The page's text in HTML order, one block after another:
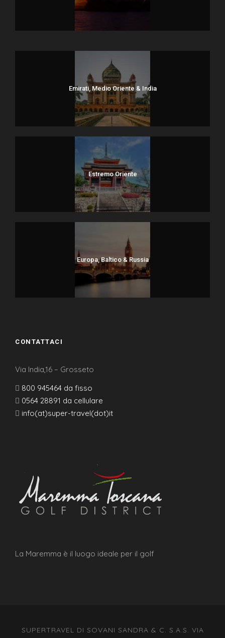
Emirati, Medio Oriente & India
Estremo Oriente
Europa, Baltico & Russia
CONTATTACI
Via India,16 – Grosseto
800 945464 da fisso
0564 28891 da cellulare
info(at)super-travel(dot)it
La Maremma è il luogo ideale per il golf
SUPERTRAVEL DI SOVANI SANDRA & C. S.A.S. VIA